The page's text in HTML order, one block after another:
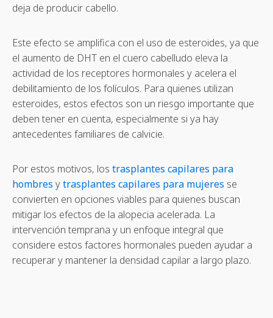
deja de producir cabello.
Este efecto se amplifica con el uso de esteroides, ya que
el aumento de DHT en el cuero cabelludo eleva la
actividad de los receptores hormonales y acelera el
debilitamiento de los folículos. Para quienes utilizan
esteroides, estos efectos son un riesgo importante que
deben tener en cuenta, especialmente si ya hay
antecedentes familiares de calvicie.
Por estos motivos, los trasplantes capilares para
hombres ytrasplantes capilares para mujeres se
convierten en opciones viables para quienes buscan
mitigar los efectos de la alopecia acelerada. La
intervención temprana y un enfoque integral que
considere estos factores hormonales pueden ayudar a
recuperar y mantener la densidad capilar a largo plazo.